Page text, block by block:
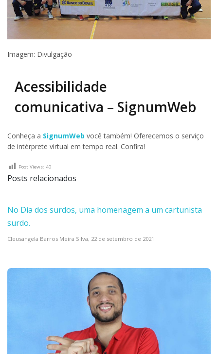
Imagem: Divulgação
Acessibilidade
comunicativa – SignumWeb
Conheça a SignumWeb você também! Oferecemos o serviço
de intérprete virtual em tempo real. Confira!
Post Views: 40
Posts relacionados
No Dia dos surdos, uma homenagem a um cartunista
surdo.
Cleusangela Barros Meira Silva, 22 de setembro de 2021